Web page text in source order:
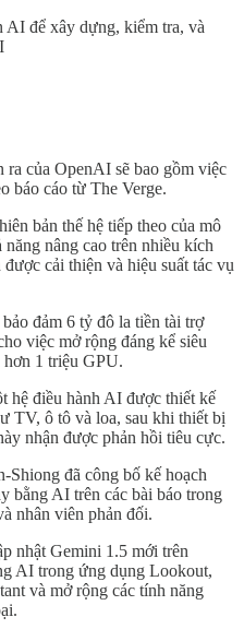
AI để xây dựng, kiểm tra, và
ra của OpenAI sẽ bao gồm việc
báo cáo từ The Verge.
bản thế hệ tiếp theo của mô
nâng cao trên nhiều kích
cải thiện và hiệu suất tác vụ
đảm 6 tỷ đô la tiền tài trợ
việc mở rộng đáng kể siêu
hơn 1 triệu GPU.
hệ điều hành AI được thiết kế
TV, ô tô và loa, sau khi thiết bị
nhận được phản hồi tiêu cực.
Shiong đã công bố kế hoạch
bằng AI trên các bài báo trong
nhân viên phản đối.
nhật Gemini 1.5 mới trên
AI trong ứng dụng Lookout,
và mở rộng các tính năng